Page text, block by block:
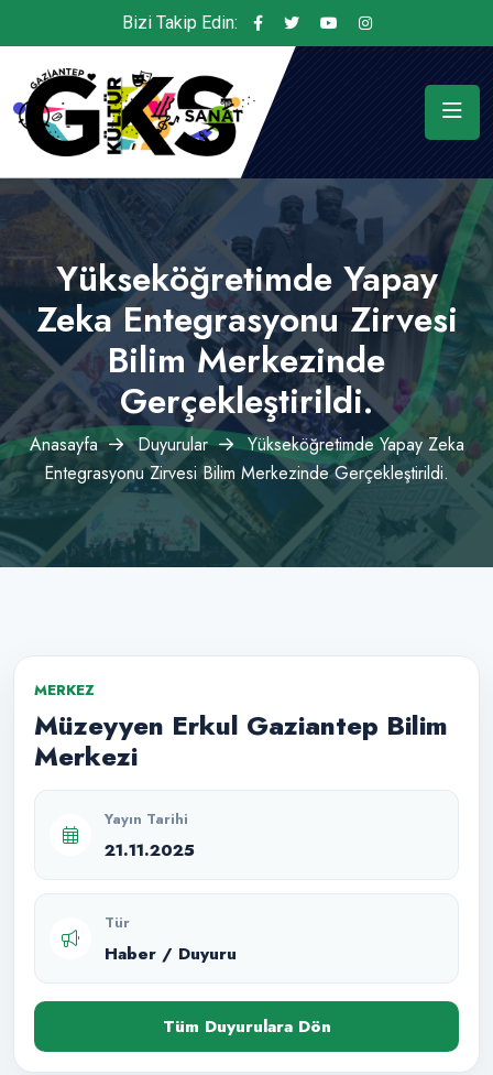
Bizi Takip Edin:
Yükseköğretimde Yapay
Zeka Entegrasyonu Zirvesi
Bilim Merkezinde
Gerçekleştirildi.
Anasayfa Duyurular
Yükseköğretimde Yapay Zeka
Entegrasyonu Zirvesi Bilim Merkezinde Gerçekleştirildi.
MERKEZ
Müzeyyen Erkul Gaziantep Bilim
Merkezi
Yayın Tarihi
21.11.2025
Tür
Haber / Duyuru
Tüm Duyurulara Dön